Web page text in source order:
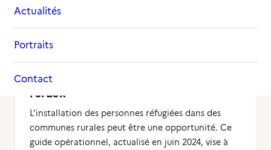
Actualités
Portraits
Contact
Les réfugiés dans les territoires
ruraux
L’installation des personnes réfugiées dans des
communes rurales peut être une opportunité. Ce
guide opérationnel, actualisé en juin 2024, vise à